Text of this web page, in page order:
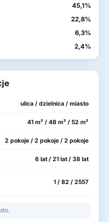
45,1%
22,8%
6,3%
2,4%
ulica / dzielnica / miasto
41 m² / 48 m² / 52 m²
2 pokoje / 2 pokoje / 2 pokoje
6 lat / 21 lat / 38 lat
1 / 82 / 2557